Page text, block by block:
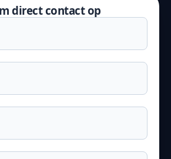
direct contact op